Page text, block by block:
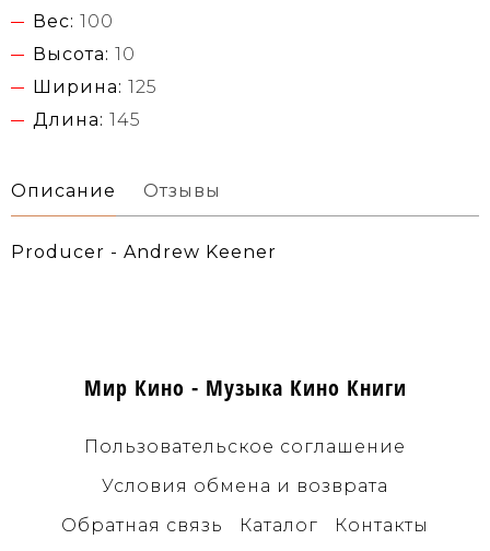
Вес: 100
Высота: 10
Ширина: 125
Длина: 145
Описание Отзывы
Producer - Andrew Keener
Мир Кино - Музыка Кино Книги
Пользовательское соглашение
Условия обмена и возврата
Обратная связь
Каталог Контакты